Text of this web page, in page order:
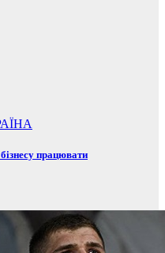
працювати